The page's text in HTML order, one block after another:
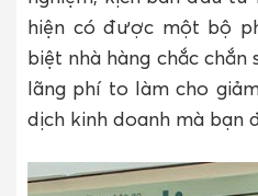
hiện có được một bộ
biệt nhà hàng chắc
lãng phí to làm cho
dịch kinh doanh mà bạn